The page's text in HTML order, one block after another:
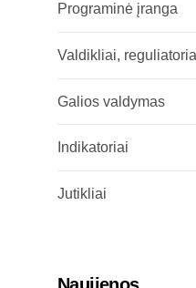
Programinė įranga
Valdikliai,
Galios valdymas
Indikatoriai
Jutikliai
Naujienos